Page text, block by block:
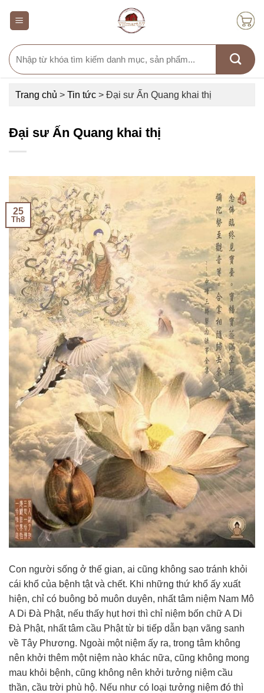
Search
for:
Trang chủ > Tin tức > Đại sư Ấn Quang khai thị
Đại sư Ấn Quang khai thị
25
Th8
Con người sống ở thế gian, ai cũng không sao tránh khỏi
cái khổ của bệnh tật và chết. Khi những thứ khổ ấy xuất
hiện, chỉ có buông bỏ muôn duyên, nhất tâm niệm Nam Mô
A Di Đà Phật, nếu thấy hụt hơi thì chỉ niệm bốn chữ A Di
Đà Phật, nhất tâm cầu Phật từ bi tiếp dẫn bạn vãng sanh
về Tây Phương. Ngoài một niệm ấy ra, trong tâm không
nên khởi thêm một niệm nào khác nữa, cũng không mong
mau khỏi bệnh, cũng không nên khởi tưởng niệm cầu
thần, cầu trời phù hộ. Nếu như có loại tưởng niệm đó thì